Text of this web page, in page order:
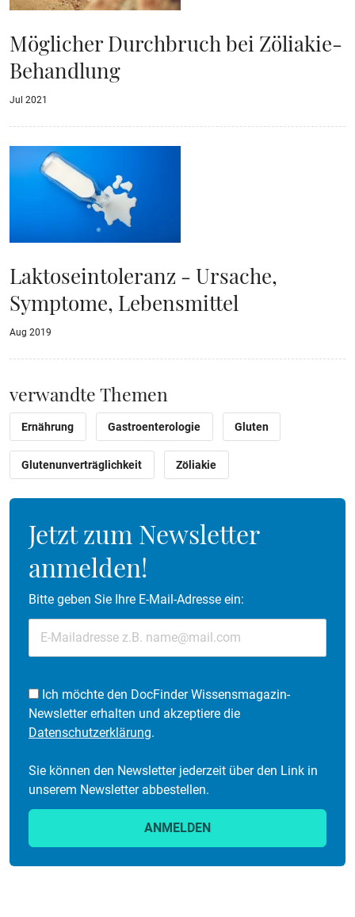
Möglicher Durchbruch bei Zöliakie-
Behandlung
Jul 2021
Laktoseintoleranz - Ursache,
Symptome, Lebensmittel
Aug 2019
verwandte Themen
Ernährung Gastroenterologie Gluten
Glutenunverträglichkeit Zöliakie
Jetzt zum Newsletter
anmelden!
Bitte geben Sie Ihre E-Mail-Adresse ein:
Ich möchte den DocFinder Wissensmagazin-
Newsletter erhalten und akzeptiere die
Datenschutzerklärung.
Sie können den Newsletter jederzeit über den Link in
unserem Newsletter abbestellen.
ANMELDEN